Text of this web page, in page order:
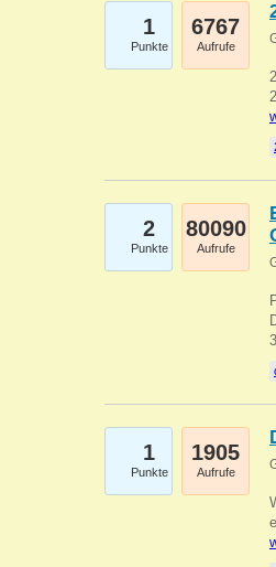
1
Punkte
6767
Aufrufe
2
Punkte
80090
Aufrufe
1
Punkte
1905
Aufrufe